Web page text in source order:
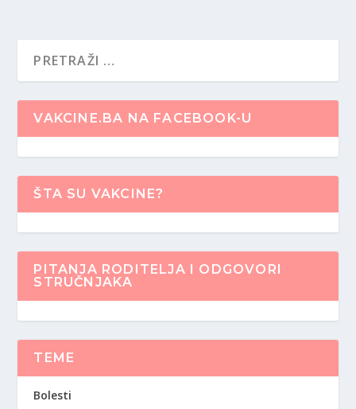
VAKCINE.BA NA FACEBOOK-U
ŠTA SU VAKCINE?
PITANJA RODITELJA I ODGOVORI
STRUČNJAKA
TEME
Bolesti